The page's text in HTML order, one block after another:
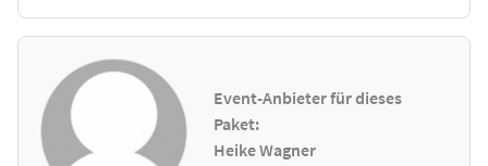
Event-Anbieter für dieses
Paket:
Heike Wagner